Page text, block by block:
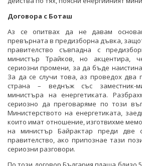
Договора с Боташ
Аз се опитвах да не давам
превърната в предизборна дъвка,
правителство съвпадна с
министър Трайков, но акцентира,
сериозни промени, за да бъде
За да се случи това, аз проведох два
страна – веднъж със заместник-
министъра на енергетиката.
сериозно да преговаряме по този
Министерството на енергетиката,
които имат отношение, изготвихме
на министър Байрактар преди две
правителство, ако припознае тази
сериозни разговори.